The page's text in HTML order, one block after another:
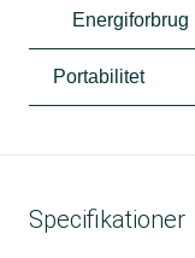
Energiforbrug
Portabilitet
Specifikationer